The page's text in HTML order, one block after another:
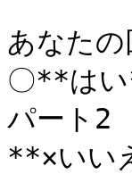
あなた
〇**はい
パート2
**×いい